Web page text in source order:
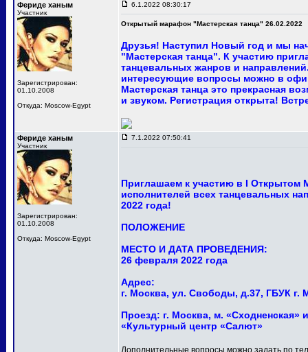
Фериде ханым
Участник
Зарегистрирован:
01.10.2008
Откуда: Moscow-Egypt
6.1.2022 08:30:17
Открытый марафон "Мастерская танца" 26.02.2022
Друзья! Наступил Новый год и мы
"Мастерская танца". К участию
танцевальных жанров и
интересующие вопросы можно в
Мастерская танца это прекрасная
и звуком. Регистрация открыта!
Фериде ханым
Участник
Зарегистрирован:
01.10.2008
Откуда: Moscow-Egypt
7.1.2022 07:50:41
Приглашаем к участию в I
исполнителей всех танцевальных
2022 года!
ПОЛОЖЕНИЕ
МЕСТО И ДАТА ПРОВЕДЕНИЯ:
26 февраля 2022 года
Адрес:
г. Москва, ул. Свободы, д.37, ГБУК
Проезд: г. Москва, м. «Сходненская»
«Культурный центр «Салют»
Дополнительные вопросы можно задать по